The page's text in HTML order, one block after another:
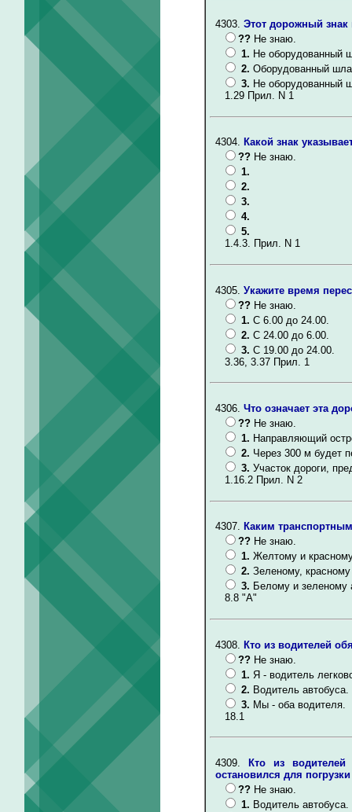
4303. Этот дорожный знак
?? Не знаю.
1. Не оборудованный
2. Оборудованный
3. Не оборудованный
1.29 Прил. N 1
4304. Какой знак
?? Не знаю.
1.
2.
3.
4.
5.
1.4.3. Прил. N 1
4305. Укажите время
?? Не знаю.
1. С 6.00 до 24.00.
2. С 24.00 до 6.00.
3. С 19.00 до 24.00.
3.36, 3.37 Прил. 1
4306. Что означает эта
?? Не знаю.
1. Направляющий
2. Через 300 м будет
3. Участок дороги,
1.16.2 Прил. N 2
4307. Каким
?? Не знаю.
1. Желтому и
2. Зеленому,
3. Белому и зеленому
8.8 "А"
4308. Кто из водителей
?? Не знаю.
1. Я - водитель
2. Водитель автобуса.
3. Мы - оба водителя.
18.1
4309.
Кто из водителей
остановился для погрузки
?? Не знаю.
1. Водитель автобуса.